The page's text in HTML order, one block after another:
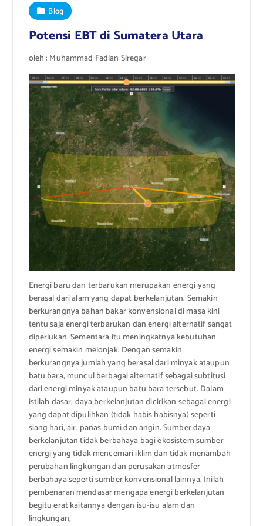
Blog
Potensi EBT di Sumatera Utara
oleh : Muhammad Fadlan Siregar
Energi baru dan terbarukan merupakan energi yang
berasal dari alam yang dapat berkelanjutan. Semakin
berkurangnya bahan bakar konvensional di masa kini
tentu saja energi terbarukan dan energi alternatif sangat
diperlukan. Sementara itu meningkatnya kebutuhan
energi semakin melonjak. Dengan semakin
berkurangnya jumlah yang berasal dari minyak ataupun
batu bara, muncul berbagai alternatif sebagai subtitusi
dari energi minyak ataupun batu bara tersebut. Dalam
istilah dasar, daya berkelanjutan dicirikan sebagai energi
yang dapat dipulihkan (tidak habis habisnya) seperti
siang hari, air, panas bumi dan angin. Sumber daya
berkelanjutan tidak berbahaya bagi ekosistem sumber
energi yang tidak mencemari iklim dan tidak menambah
perubahan lingkungan dan perusakan atmosfer
berbahaya seperti sumber konvensional lainnya. Inilah
pembenaran mendasar mengapa energi berkelanjutan
begitu erat kaitannya dengan isu-isu alam dan
lingkungan,